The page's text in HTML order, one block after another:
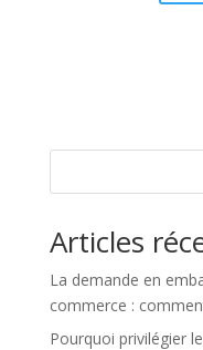
Articles
La demande en
commerce :
Pourquoi privilégier